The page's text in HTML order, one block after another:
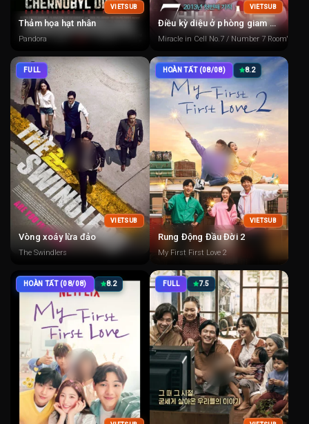
VIETSUB
Thảm họa hạt nhân
Pandora
VIETSUB
Điều kỳ diệu ở phòng giam số 7
Miracle in Cell No.7 / Number 7 Room's
FULL
VIETSUB
Vòng xoáy lừa đảo
The Swindlers
HOÀN TẤT (08/08) 8.2
VIETSUB
Rung Động Đầu Đời 2
My First First Love 2
HOÀN TẤT (08/08) 8.2 FULL 7.5